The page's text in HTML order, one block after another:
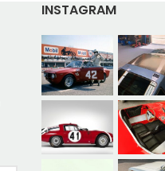
INSTAGRAM